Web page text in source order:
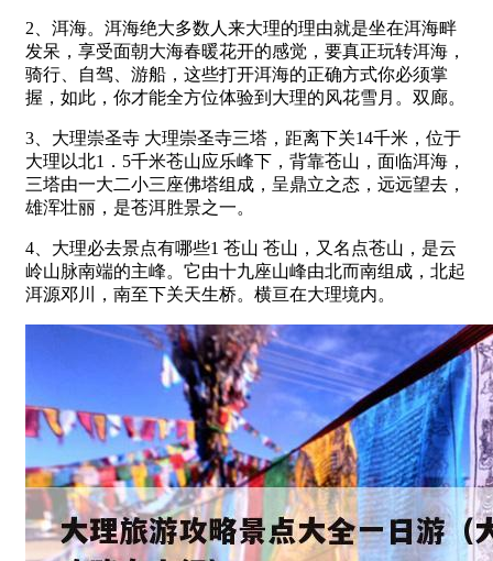
2、洱海。洱海绝大多数人来大理的理由就是坐在洱海畔
发呆，享受面朝大海春暖花开的感觉，要真正玩转洱海，
骑行、自驾、游船，这些打开洱海的正确方式你必须掌
握，如此，你才能全方位体验到大理的风花雪月。双廊。
3、大理崇圣寺 大理崇圣寺三塔，距离下关14千米，位于
大理以北1．5千米苍山应乐峰下，背靠苍山，面临洱海，
三塔由一大二小三座佛塔组成，呈鼎立之态，远远望去，
雄浑壮丽，是苍洱胜景之一。
4、大理必去景点有哪些1 苍山 苍山，又名点苍山，是云
岭山脉南端的主峰。它由十九座山峰由北而南组成，北起
洱源邓川，南至下关天生桥。横亘在大理境内。